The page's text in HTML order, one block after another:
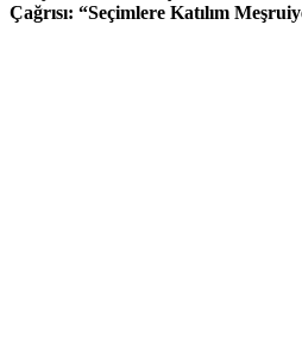
Çağrısı: “Seçimlere Katılım